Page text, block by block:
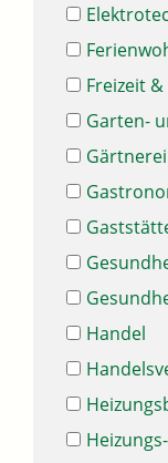
Freizeit &
Garten-
Gärtnerei
Handel